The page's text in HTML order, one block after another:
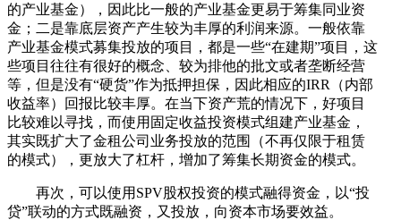
的产业基金），因此比一般的产业基金更易于筹集同业资
金；二是靠底层资产产生较为丰厚的利润来源。一般依靠
产业基金模式募集投放的项目，都是一些“在建期”项目，这
些项目往往有很好的概念、较为排他的批文或者垄断经营
等，但是没有“硬货”作为抵押担保，因此相应的IRR（内部
收益率）回报比较丰厚。在当下资产荒的情况下，好项目
比较难以寻找，而使用固定收益投资模式组建产业基金，
其实既扩大了金租公司业务投放的范围（不再仅限于租赁
的模式），更放大了杠杆，增加了筹集长期资金的模式。
再次，可以使用SPV股权投资的模式融得资金，以“投
贷”联动的方式既融资，又投放，向资本市场要效益。